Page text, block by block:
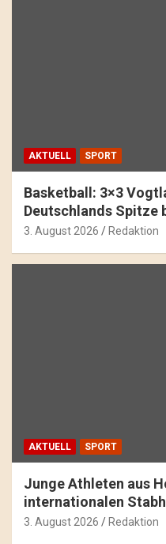
AKTUELL SPORT
Basketball: 3×3
Deutschlands Spitze
3. August 2026 Redaktion
AKTUELL SPORT
Junge Athleten aus
internationalen
3. August 2026 Redaktion